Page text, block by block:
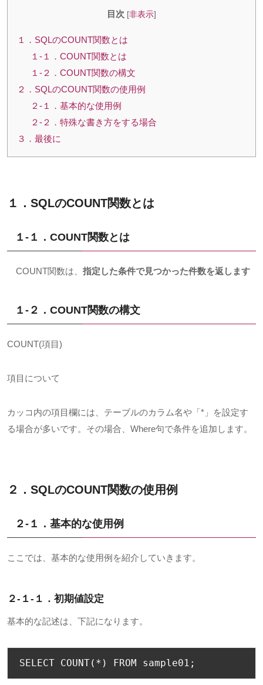
目次 [非表示]
１．SQLのCOUNT関数とは
１-１．COUNT関数とは
１-２．COUNT関数の構文
２．SQLのCOUNT関数の使用例
２-１．基本的な使用例
２-２．特殊な書き方をする場合
３．最後に
１．SQLのCOUNT関数とは
１-１．COUNT関数とは
COUNT関数は、 指定した条件で見つかった件数を返します
１-２．COUNT関数の構文
COUNT(項目 )
項目について
カッコ内の項目欄には、テーブルのカラム名や「 * 」を設定す
る場合が多いです。その場合、 Where句で条件を追加します。
２．SQLのCOUNT関数の使用例
２-１．基本的な使用例
ここでは、基本的な使用例を紹介していきます。
２-１-１． 初期値設定
基本的な記述は、下記になります。
SELECT COUNT(*) FROM sample01 ;